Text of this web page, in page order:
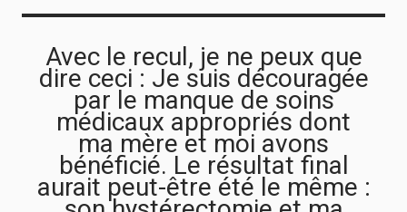
Avec le recul, je ne peux que
dire ceci : Je suis découragée
par le manque de soins
médicaux appropriés dont
ma mère et moi avons
bénéficié. Le résultat final
aurait peut-être été le même :